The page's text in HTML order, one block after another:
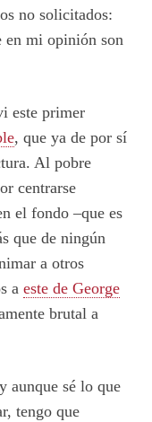
no solicitados:
en mi opinión son
este primer
, que ya de por sí
Al pobre
centrarse
el fondo –que es
que de ningún
a otros
a este de George
brutal a
aunque sé lo que
tengo que